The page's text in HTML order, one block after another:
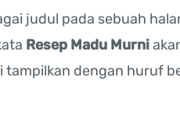
judul pada sebuah
Resep Madu Murni
tampilkan dengan huruf